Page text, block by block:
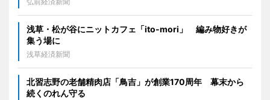
浅草・松が谷にニットカフェ「ito-mori」 編み物好きが
集う場に
浅草経済新聞
北習志野の老舗精肉店「鳥吉」が創業170周年 幕末から
続くのれん守る